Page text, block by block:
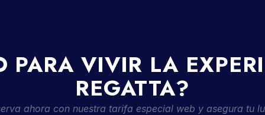
PARA VIVIR LA
REGATTA?
ahora con nuestra tarifa especial web y asegura tu